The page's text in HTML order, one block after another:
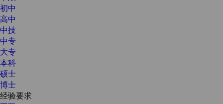
初中
高中
中技
中专
大专
本科
硕士
博士
经验要求